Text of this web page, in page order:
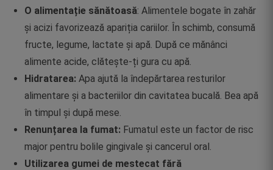
O alimentație sănătoasă: Alimentele bogate în zahăr
și acizi favorizează apariția cariilor. În schimb, consumă
fructe, legume, lactate și apă. După ce mănânci
alimente acide, clătește-ți gura cu apă.
Hidratarea: Apa ajută la îndepărtarea resturilor
alimentare și a bacteriilor din cavitatea bucală. Bea apă
în timpul și după mese.
Renunțarea la fumat: Fumatul este un factor de risc
major pentru bolile gingivale și cancerul oral.
Utilizarea gumei de mestecat fără